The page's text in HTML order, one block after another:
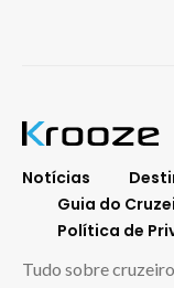
Notícias
Guia do
Política de
Tudo sobre